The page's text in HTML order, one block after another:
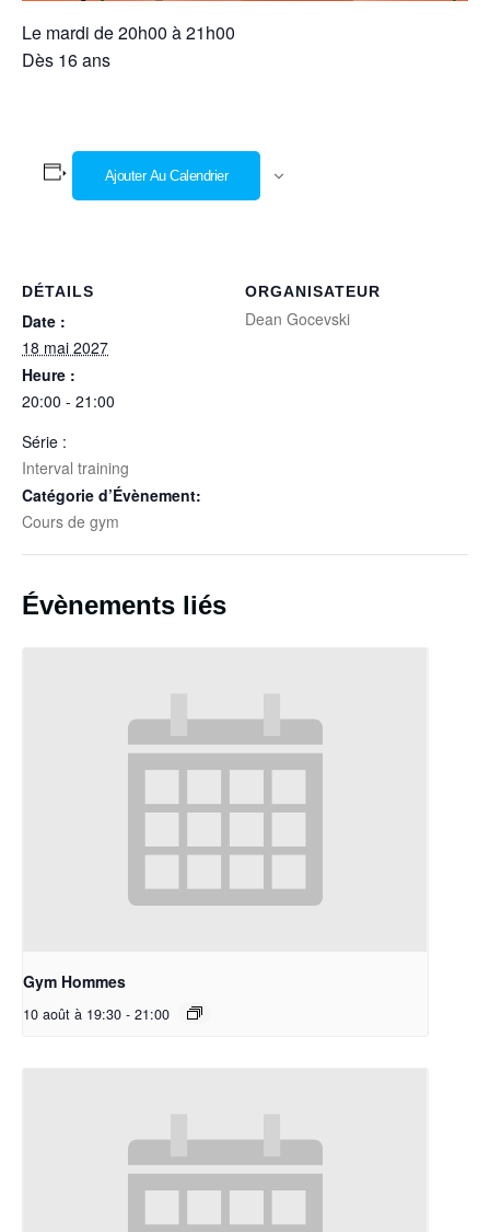
Le mardi de 20h00 à 21h00
Dès 16 ans
Ajouter Au Calendrier
DÉTAILS
Date :
18 mai 2027
Heure :
20:00 - 21:00
Série :
Interval training
Catégorie d’Évènement:
Cours de gym
ORGANISATEUR
Dean Gocevski
Évènements liés
Gym Hommes
10 août à 19:30 - 21:00